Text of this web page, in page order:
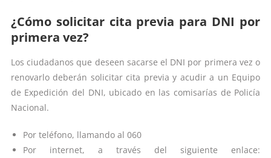
¿Cómo solicitar cita previa para DNI por
primera vez?
Los ciudadanos que deseen sacarse el DNI por primera vez o
renovarlo deberán solicitar cita previa y acudir a un Equipo
de Expedición del DNI, ubicado en las comisarías de Policía
Nacional.
Por teléfono, llamando al 060
Por internet, a través del siguiente enlace: